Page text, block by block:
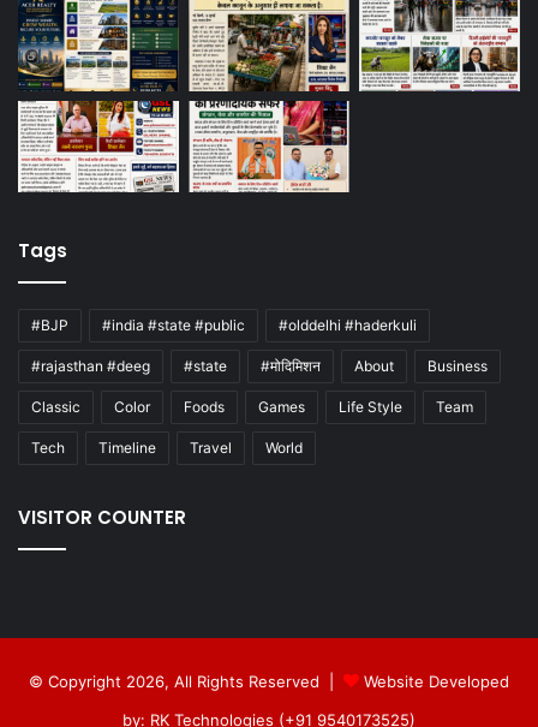
Tags
#BJP #india #state #public #olddelhi #haderkuli
#rajasthan #deeg #state #मोदिमिशन About Business
Classic Color Foods Games Life Style Team
Tech Timeline Travel World
VISITOR COUNTER
© Copyright 2026, All Rights Reserved |
Website Developed
by: RK Technologies (+91 9540173525)